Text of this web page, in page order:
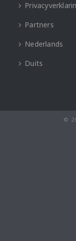
Partners
Nederlands
Duits
©